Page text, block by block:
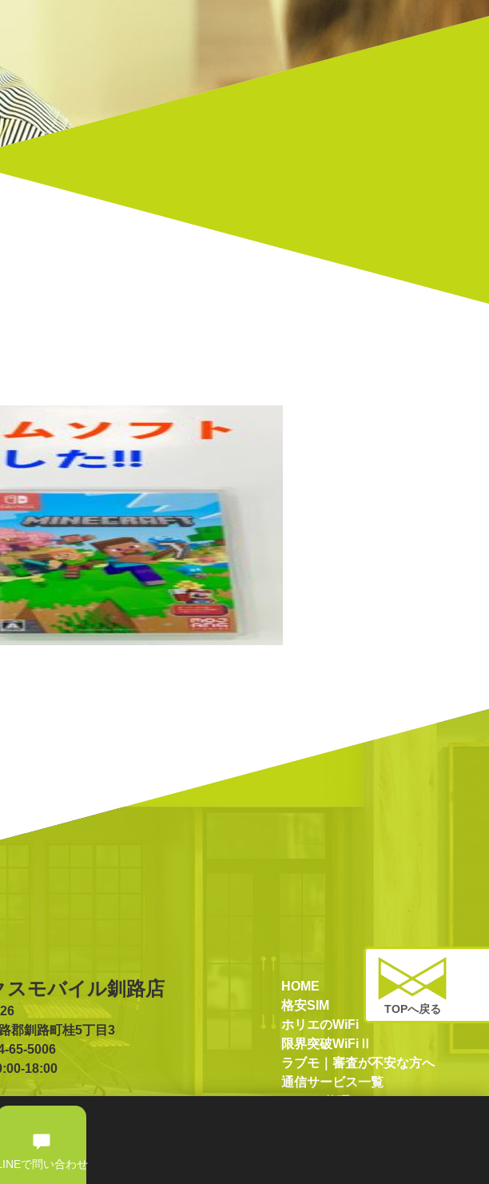
スモバイル釧路店
郡釧路町桂5丁目3
65-5006
18:00
HOME
格安SIM
ホリエのWiFi
限界突破WiFiⅡ
ラブモ｜審査が不安な方へ
通信サービス一覧
TOPへ戻る
で問い合わせ